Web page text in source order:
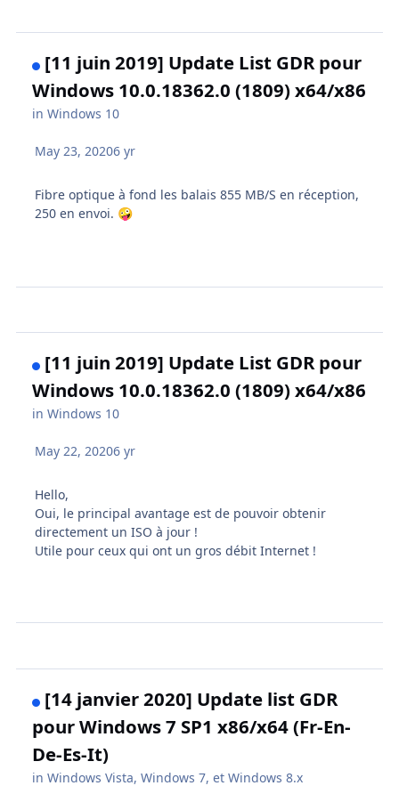
[11 juin 2019] Update List GDR pour
Windows 10.0.18362.0 (1809) x64/x86
inWindows 10
May 23, 20206 yr
Fibre optique à fond les balais 855 MB/S en réception,
250 en envoi. 🤪
[11 juin 2019] Update List GDR pour
Windows 10.0.18362.0 (1809) x64/x86
inWindows 10
May 22, 20206 yr
Hello,
Oui, le principal avantage est de pouvoir obtenir
directement un ISO à jour !
Utile pour ceux qui ont un gros débit Internet !
[14 janvier 2020] Update list GDR
pour Windows 7 SP1 x86/x64 (Fr-En-
De-Es-It)
inWindows Vista, Windows 7, et Windows 8.x